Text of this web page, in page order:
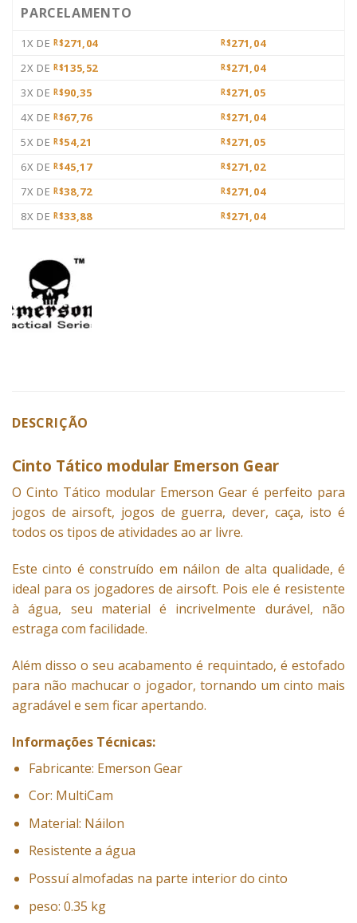
PARCELAMENTO
1X DE R$271,04 R$271,04
2X DE R$135,52 R$271,04
3X DE R$90,35 R$271,05
4X DE R$67,76 R$271,04
5X DE R$54,21 R$271,05
6X DE R$45,17 R$271,02
7X DE R$38,72 R$271,04
8X DE R$33,88 R$271,04
DESCRIÇÃO
Cinto Tático modular Emerson Gear
O Cinto Tático modular Emerson Gear é perfeito para
jogos de airsoft, jogos de guerra, dever, caça, isto é
todos os tipos de atividades ao ar livre.
Este cinto é construído em náilon de alta qualidade, é
ideal para os jogadores de airsoft. Pois ele é resistente
à água, seu material é incrivelmente durável, não
estraga com facilidade.
Além disso o seu acabamento é requintado, é estofado
para não machucar o jogador, tornando um cinto mais
agradável e sem ficar apertando.
Informações Técnicas:
Fabricante: Emerson Gear
Cor: MultiCam
Material: Náilon
Resistente a água
Possuí almofadas na parte interior do cinto
peso: 0.35 kg